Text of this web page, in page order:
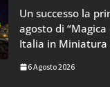
Un successo la
agosto di
Italia in Miniatura
6 Agosto 2026